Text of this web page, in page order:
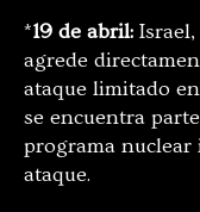
*19 de abril:
agrede
ataque limitado
se encuentra
programa
ataque.